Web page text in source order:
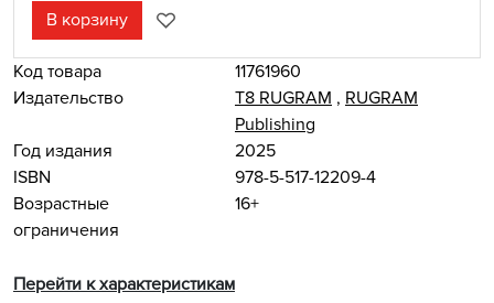
В корзину
Код товара
11761960
Издательство
Т8 RUGRAM , RUGRAM
Publishing
Год издания
2025
ISBN
978-5-517-12209-4
Возрастные
ограничения
16+
Перейти к характеристикам